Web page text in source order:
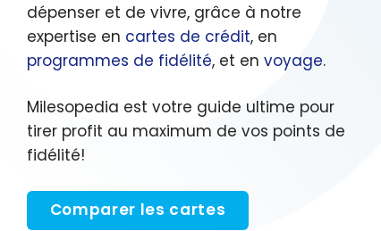
dépenser et de vivre, grâce à notre
expertise en cartes de crédit, en
programmes de fidélité, et en voyage.
Milesopedia est votre guide ultime pour
tirer profit au maximum de vos points de
fidélité!
Comparer les cartes